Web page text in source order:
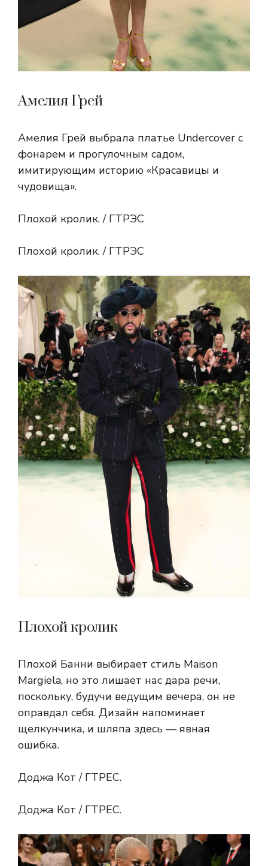
Амелия Грей
Амелия Грей выбрала платье Undercover с
фонарем и прогулочным садом,
имитирующим историю «Красавицы и
чудовища».
Плохой кролик. / ГТРЭС
Плохой кролик. / ГТРЭС
Плохой кролик
Плохой Банни выбирает стиль Maison
Margiela, но это лишает нас дара речи,
поскольку, будучи ведущим вечера, он не
оправдал себя. Дизайн напоминает
щелкунчика, и шляпа здесь — явная
ошибка.
Доджа Кот / ГТРЕС.
Доджа Кот / ГТРЕС.